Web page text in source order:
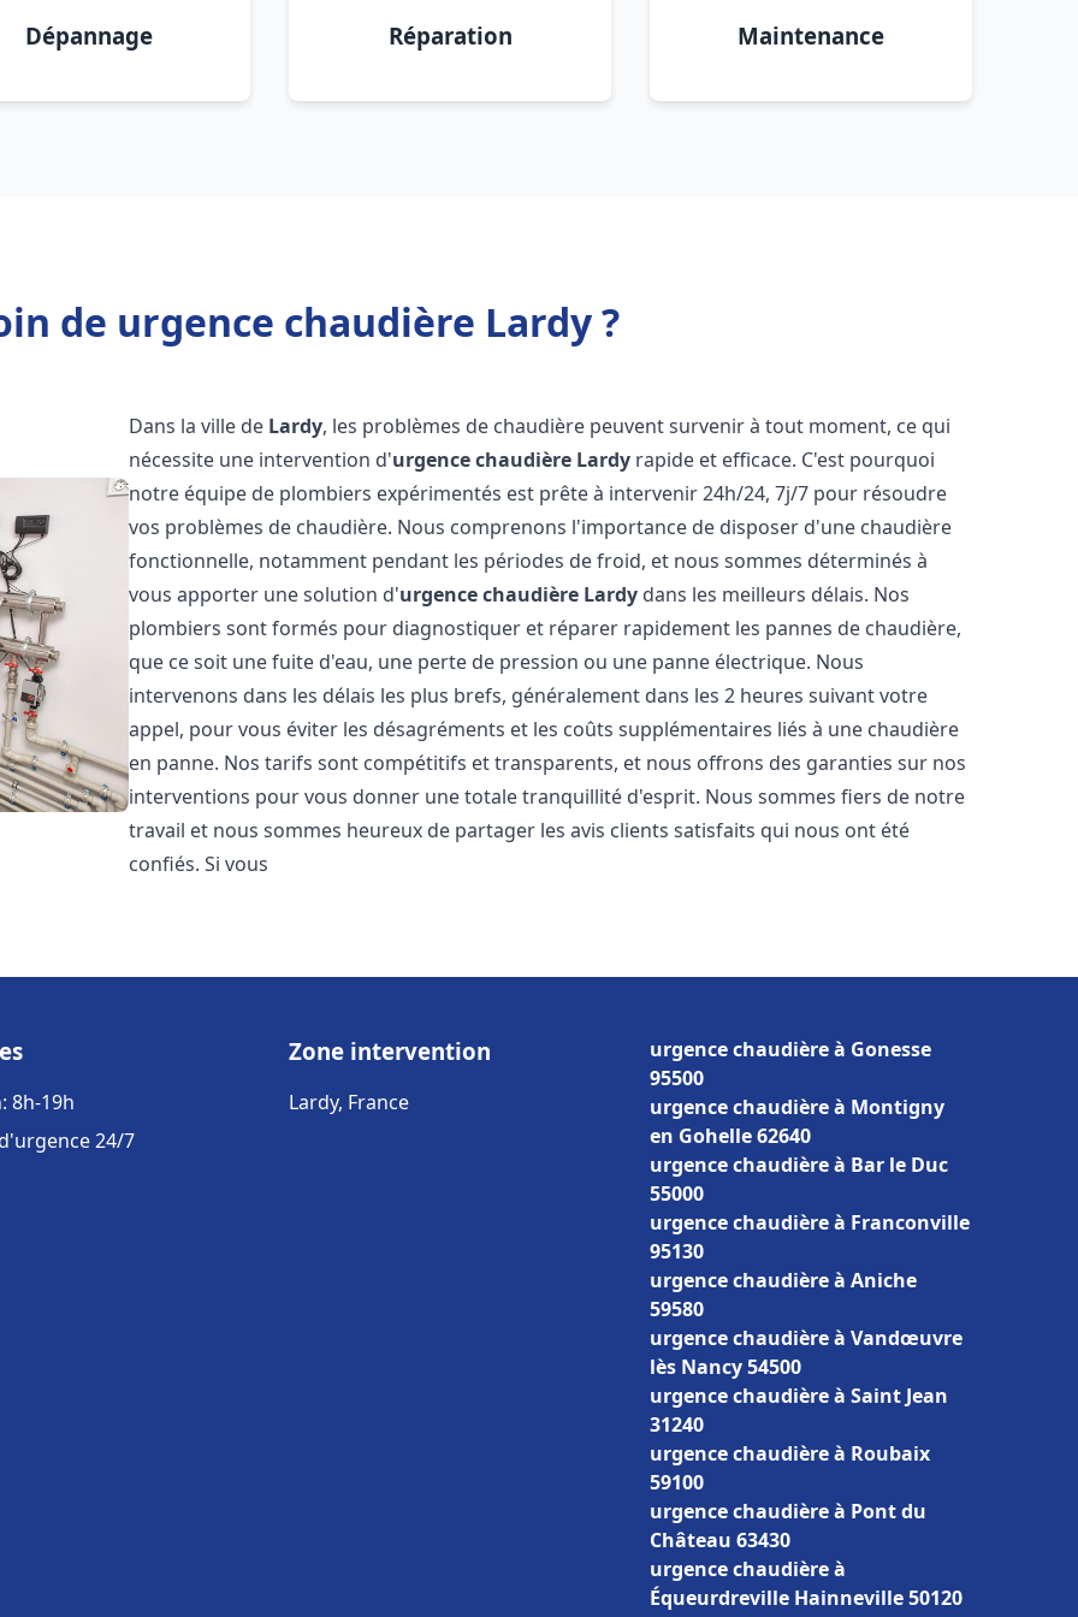
Dépannage Réparation Maintenance
de urgence chaudière Lardy ?
Dans la ville de Lardy, les problèmes de chaudière peuvent survenir à tout moment, ce qui
nécessite une intervention d'urgence chaudière Lardy rapide et efficace. C'est pourquoi
notre équipe de plombiers expérimentés est prête à intervenir 24h/24, 7j/7 pour résoudre
vos problèmes de chaudière. Nous comprenons l'importance de disposer d'une chaudière
fonctionnelle, notamment pendant les périodes de froid, et nous sommes déterminés à
vous apporter une solution d'urgence chaudière Lardy dans les meilleurs délais. Nos
plombiers sont formés pour diagnostiquer et réparer rapidement les pannes de chaudière,
que ce soit une fuite d'eau, une perte de pression ou une panne électrique. Nous
intervenons dans les délais les plus brefs, généralement dans les 2 heures suivant votre
appel, pour vous éviter les désagréments et les coûts supplémentaires liés à une chaudière
en panne. Nos tarifs sont compétitifs et transparents, et nous offrons des garanties sur nos
interventions pour vous donner une totale tranquillité d'esprit. Nous sommes fiers de notre
travail et nous sommes heureux de partager les avis clients satisfaits qui nous ont été
confiés. Si vous
8h-19h
24/7
Zone intervention
Lardy, France
urgence chaudière à Gonesse
95500
urgence chaudière à Montigny
en Gohelle 62640
urgence chaudière à Bar le Duc
55000
urgence chaudière à Franconville
95130
urgence chaudière à Aniche
59580
urgence chaudière à Vandœuvre
lès Nancy 54500
urgence chaudière à Saint Jean
31240
urgence chaudière à Roubaix
59100
urgence chaudière à Pont du
Château 63430
urgence chaudière à
Équeurdreville Hainneville 50120